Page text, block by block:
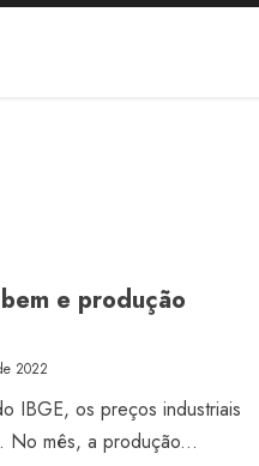
e produção
2022
IBGE, os preços industriais
No mês, a produção...